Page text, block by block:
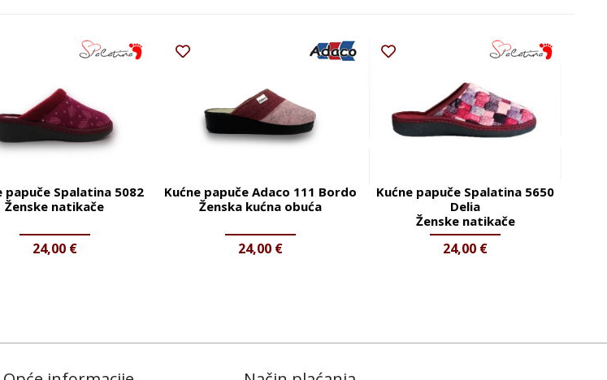
papuče Spalatina 5082
Ženske natikače
24,00 €
Kućne papuče Adaco 111 Bordo
Ženska kućna obuća
24,00 €
Kućne papuče Spalatina 5650
Delia
Ženske natikače
24,00 €